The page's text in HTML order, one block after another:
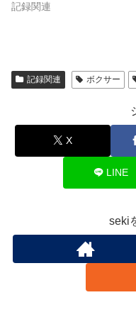
記録関連
記録関連 ボクサー
X
LINE
seki